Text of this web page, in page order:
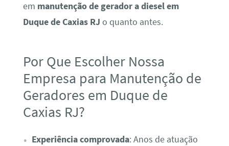
em manutenção de gerador a diesel em
Duque de Caxias RJ o quanto antes.
Por Que Escolher Nossa
Empresa para Manutenção de
Geradores em Duque de
Caxias RJ?
Experiência comprovada: Anos de atuação